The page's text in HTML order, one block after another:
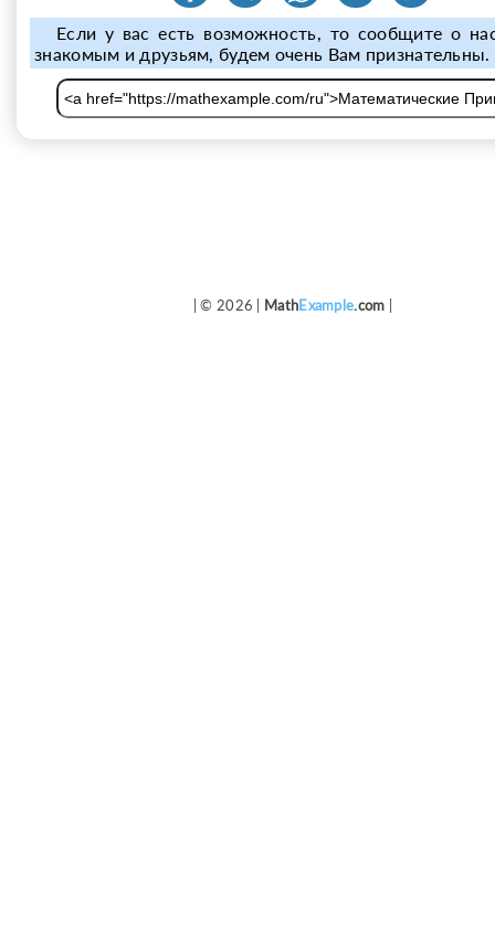
Если у вас есть возможность, то сообщите о
знакомым и друзьям, будем очень Вам признательны.
| © 2026 | MathExample.com